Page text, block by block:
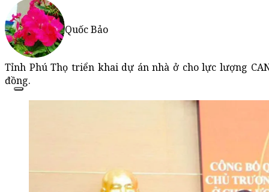
Quốc Bảo
Tỉnh Phú Thọ triển khai dự án nhà ở cho lực lượng
đồng.